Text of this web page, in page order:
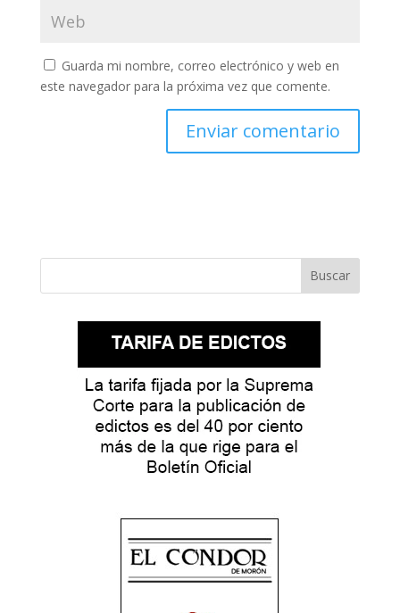
Guarda mi nombre, correo electrónico y web en
este navegador para la próxima vez que comente.
Buscar